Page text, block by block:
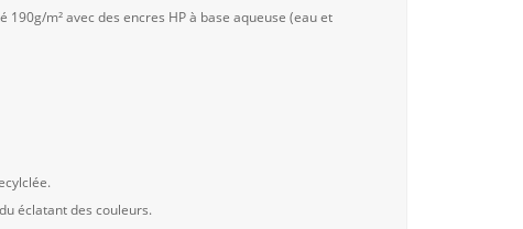
m² avec des encres HP à base aqueuse (eau et
éclatant des couleurs.